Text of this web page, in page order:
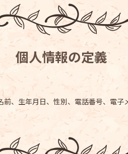
個人情報の定義
、生年月日、性別、電話番号、電